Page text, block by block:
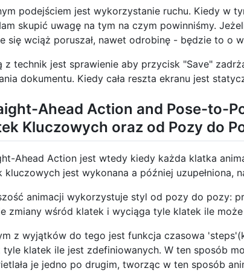
podejściem jest wykorzystanie ruchu. Kiedy w
skupić uwagę na tym na czym powinniśmy.
się wciąż poruszał, nawet odrobinę - będzie to o
z technik jest sprawienie aby przycisk "Save"
dokumentu. Kiedy cała reszta ekranu jest
Ahead Action and Pose-to-
Kluczowych oraz od Pozy do
Ahead Action jest wtedy kiedy każda klatka
kluczowych jest wykonana a później uzupełniona,
animacji wykorzystuje styl od pozy do pozy:
zmiany wśród klatek i wyciąga tyle klatek ile może
z wyjątków do tego jest funkcja czasowa
tyle klatek ile jest zdefiniowanych. W ten sposób
je jedno po drugim, tworząc w ten sposób